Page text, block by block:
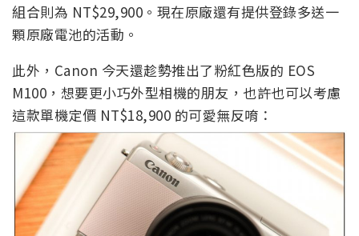
組合則為 NT$29,900。現在原廠還有提供登錄多送一
顆原廠電池的活動。
此外，Canon 今天還趁勢推出了粉紅色版的 EOS
M100，想要更小巧外型相機的朋友，也許也可以考慮
這款單機定價 NT$18,900 的可愛無反唷：